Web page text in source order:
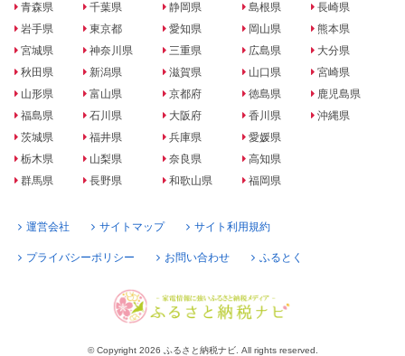
青森県
岩手県
宮城県
秋田県
山形県
福島県
茨城県
栃木県
群馬県
千葉県
東京都
神奈川県
新潟県
富山県
石川県
福井県
山梨県
長野県
静岡県
愛知県
三重県
滋賀県
京都府
大阪府
兵庫県
奈良県
和歌山県
島根県
岡山県
広島県
山口県
徳島県
香川県
愛媛県
高知県
福岡県
長崎県
熊本県
大分県
宮崎県
鹿児島県
沖縄県
運営会社 サイトマップ サイト利用規約
プライバシーポリシー お問い合わせ ふるとく
© Copyright 2026 ふるさと納税ナビ. All rights reserved.